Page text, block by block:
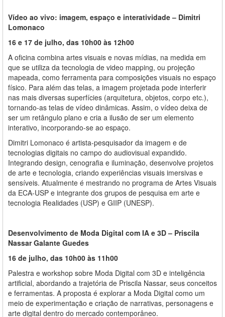
Vídeo ao vivo: imagem, espaço e interatividade – Dimitri
Lomonaco
16 e 17 de julho, das 10h00 às 12h00
A oficina combina artes visuais e novas mídias, na medida em
que se utiliza da tecnologia de video mapping, ou projeção
mapeada, como ferramenta para composições visuais no espaço
físico. Para além das telas, a imagem projetada pode interferir
nas mais diversas superfícies (arquitetura, objetos, corpo etc.),
tornando-as telas de vídeo dinâmicas. Assim, o vídeo deixa de
ser um retângulo plano e cria a ilusão de ser um elemento
interativo, incorporando-se ao espaço.
Dimitri Lomonaco é artista-pesquisador da imagem e de
tecnologias digitais no campo do audiovisual expandido.
Integrando design, cenografia e iluminação, desenvolve projetos
de arte e tecnologia, criando experiências visuais imersivas e
sensíveis. Atualmente é mestrando no programa de Artes Visuais
da ECA-USP e integrante dos grupos de pesquisa em arte e
tecnologia Realidades (USP) e GIIP (UNESP).
Desenvolvimento de Moda Digital com IA e 3D – Priscila
Nassar Galante Guedes
16 de julho, das 10h00 às 11h00
Palestra e workshop sobre Moda Digital com 3D e inteligência
artificial, abordando a trajetória de Priscila Nassar, seus conceitos
e ferramentas. A proposta é explorar a Moda Digital como um
meio de experimentação e criação de narrativas, personagens e
arte digital dentro do mercado contemporâneo.